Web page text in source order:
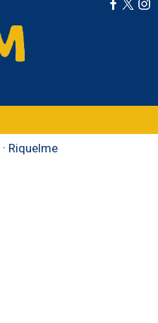
· Riquelme